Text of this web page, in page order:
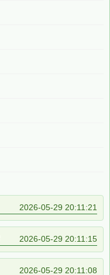
2026-05-29 20:11:21
2026-05-29 20:11:15
2026-05-29 20:11:08